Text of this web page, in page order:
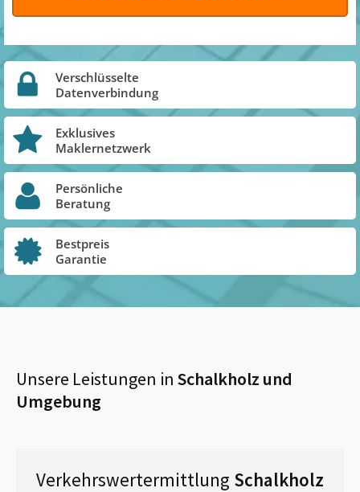
Verschlüsselte
Datenverbindung
Exklusives
Maklernetzwerk
Persönliche
Beratung
Bestpreis
Garantie
Unsere Leistungen in Schalkholz und
Umgebung
Verkehrswertermittlung Schalkholz